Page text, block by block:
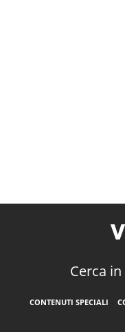
Cerca
CONTENUTI SPECIALI